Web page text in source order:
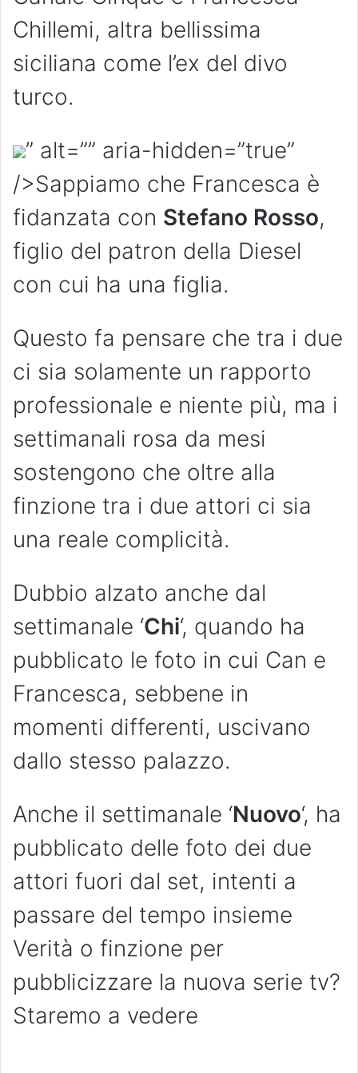
Chillemi, altra bellissima
siciliana come l’ex del divo
turco.
” alt=”” aria-hidden=”true”
/>Sappiamo che Francesca è
fidanzata con Stefano Rosso,
figlio del patron della Diesel
con cui ha una figlia.
Questo fa pensare che tra i due
ci sia solamente un rapporto
professionale e niente più, ma i
settimanali rosa da mesi
sostengono che oltre alla
finzione tra i due attori ci sia
una reale complicità.
Dubbio alzato anche dal
settimanale ‘Chi‘, quando ha
pubblicato le foto in cui Can e
Francesca, sebbene in
momenti differenti, uscivano
dallo stesso palazzo.
Anche il settimanale ‘Nuovo‘, ha
pubblicato delle foto dei due
attori fuori dal set, intenti a
passare del tempo insieme
Verità o finzione per
pubblicizzare la nuova serie tv?
Staremo a vedere